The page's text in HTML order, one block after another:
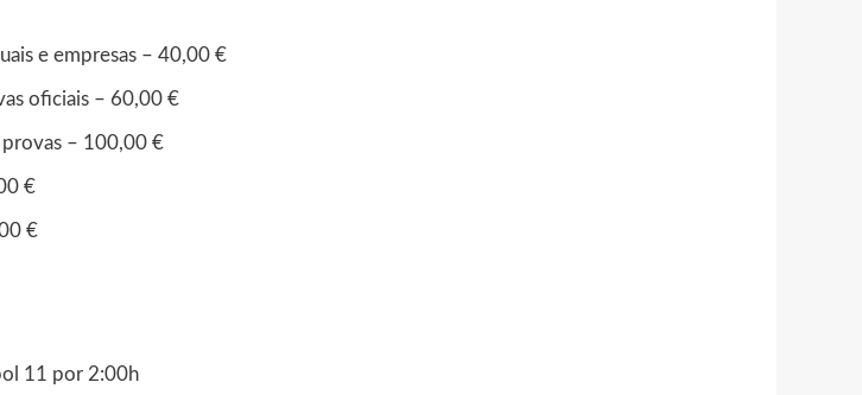
e empresas – 40,00 €
oficiais – 60,00 €
provas – 100,00 €
€
€
11 por 2:00h